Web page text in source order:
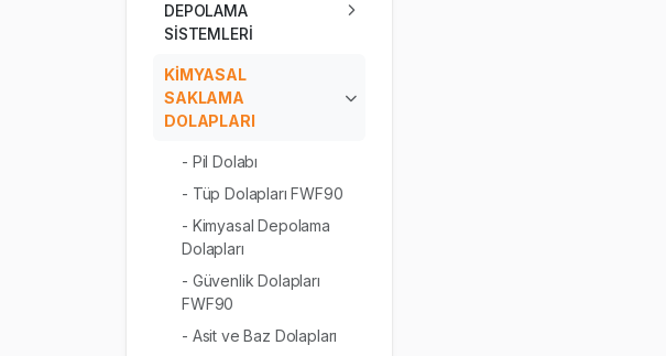
DEPOLAMA
SİSTEMLERİ
KİMYASAL
SAKLAMA
DOLAPLARI
- Pil Dolabı
- Tüp Dolapları FWF90
- Kimyasal Depolama
Dolapları
- Güvenlik Dolapları
FWF90
- Asit ve Baz Dolapları